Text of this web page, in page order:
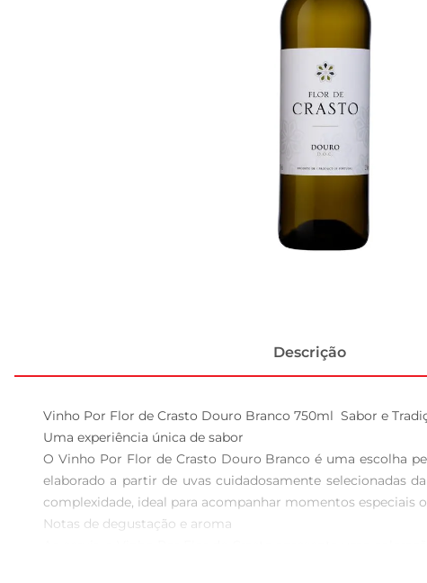
Descrição
Vinho Por Flor de Crasto Douro Branco 750ml  Sabor e
Uma experiência única de sabor
O Vinho Por Flor de Crasto Douro Branco é uma escolha
elaborado a partir de uvas cuidadosamente selecionadas
complexidade, ideal para acompanhar momentos especiais
Notas de degustação e aroma
maçã verde e pêssego, complementados por sutis notas